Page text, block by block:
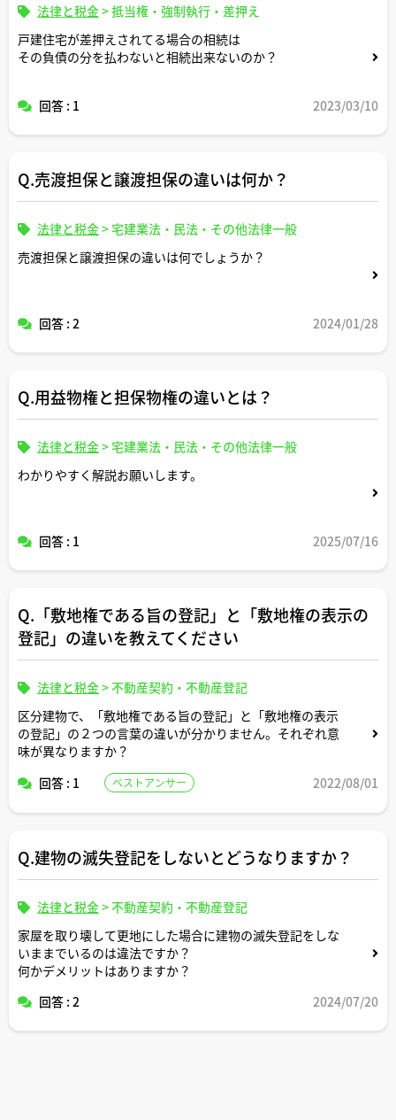
法律と税金>抵当権・強制執行・差押え
戸建住宅が差押えされてる場合の相続は
その負債の分を払わないと相続出来ないのか？
回答 : 1 2023/03/10
Q.売渡担保と譲渡担保の違いは何か？
法律と税金>宅建業法・民法・その他法律一般
売渡担保と譲渡担保の違いは何でしょうか？
回答 : 2 2024/01/28
Q.用益物権と担保物権の違いとは？
法律と税金>宅建業法・民法・その他法律一般
わかりやすく解説お願いします。
回答 : 1 2025/07/16
Q.「敷地権である旨の登記」と「敷地権の表示の
登記」の違いを教えてください
法律と税金>不動産契約・不動産登記
区分建物で、「敷地権である旨の登記」と「敷地権の表示
の登記」の２つの言葉の違いが分かりません。それぞれ意
味が異なりますか？
回答 : 1
ベストアンサー 2022/08/01
Q.建物の滅失登記をしないとどうなりますか？
法律と税金>不動産契約・不動産登記
家屋を取り壊して更地にした場合に建物の滅失登記をしな
いままでいるのは違法ですか？
何かデメリットはありますか？
回答 : 2
2024/07/20